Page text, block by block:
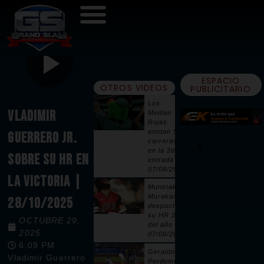
VLADIMIR
GUERRERO JR.
SOBRE SU HR EN
LA VICTORIA |
28/10/2025
OCTUBRE 29,
2025
6:09 PM
Vladimir Guerrero
OTROS VIDEOS
Los
Medias
Rojas
anotan 5
carreras
en la 2da
entrada |
07/08/2026
Munetaka
Murakami
despacha
su HR 25
del año |
07/08/2026
Geraldo
Perdomo
ESPACIO
PUBLICITARIO